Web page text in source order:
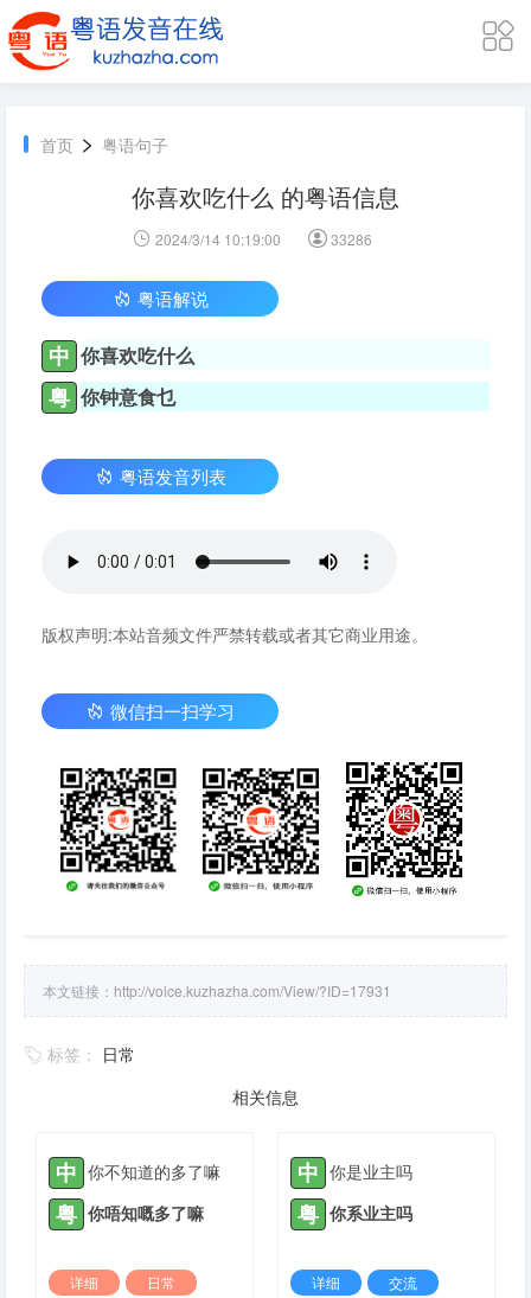
首页 > 粤语句子
你喜欢吃什么 的粤语信息
2024/3/14 10:19:00 33286
粤语解说
中 你喜欢吃什么
粤 你钟意食乜
粤语发音列表
版权声明:本站音频文件严禁转载或者其它商业用途。
微信扫一扫学习
本文链接： http://voice.kuzhazha.com/View/?ID=17931
标签： 日常
相关信息
中 你不知道的多了嘛
粤 你唔知嘅多了嘛
详细
日常
中 你是业主吗
粤 你系业主吗
详细
交流